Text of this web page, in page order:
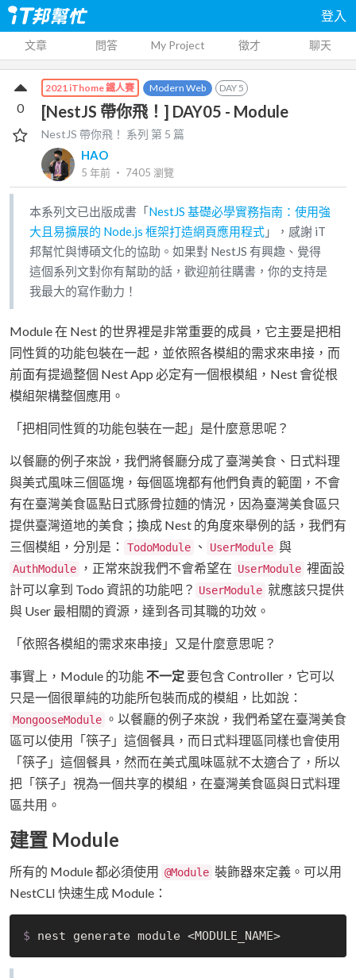
登入
文章 問答 My Project 徵才 聊天
2021 iThome 鐵人賽 Modern Web DAY5
[NestJS 帶你飛！] DAY05 - Module
NestJS 帶你飛！ 系列 第 5 篇
HAO
5 年前 ‧ 7405 瀏覽
0
本系列文已出版成書「 NestJS 基礎必學實務指南：使用強
大且易擴展的 Node.js 框架打造網頁應用程式 」，感謝 iT
邦幫忙與博碩文化的協助。如果對 NestJS 有興趣、覺得
這個系列文對你有幫助的話，歡迎前往購書，你的支持是
我最大的寫作動力！
Module 在 Nest 的世界裡是非常重要的成員，它主要是把相
同性質的功能包裝在一起，並依照各模組的需求來串接，而
前面有提過整個 Nest App 必定有一個根模組，Nest 會從根
模組架構整個應用。
「把相同性質的功能包裝在一起」是什麼意思呢？
以餐廳的例子來說，我們將餐廳分成了臺灣美食、日式料理
與美式風味三個區塊，每個區塊都有他們負責的範圍，不會
有在臺灣美食區點日式豚骨拉麵的情況，因為臺灣美食區只
提供臺灣道地的美食；換成 Nest 的角度來舉例的話，我們有
三個模組，分別是：
TodoModule 、 UserModule 與
AuthModule ，正常來說我們不會希望在 UserModule 裡面設
計可以拿到 Todo 資訊的功能吧？ UserModule 就應該只提供
與 User 最相關的資源，達到各司其職的功效。
「依照各模組的需求來串接」又是什麼意思呢？
事實上，Module 的功能 不一定要包含 Controller，它可以
只是一個很單純的功能所包裝而成的模組，比如說：
MongooseModule 。以餐廳的例子來說，我們希望在臺灣美食
區可以使用「筷子」這個餐具，而日式料理區同樣也會使用
「筷子」這個餐具，然而在美式風味區就不太適合了，所以
把「筷子」視為一個共享的模組，在臺灣美食區與日式料理
區共用。
建置 Module
所有的 Module 都必須使用 @Module 裝飾器來定義。可以用
NestCLI 快速生成 Module：
$ nest generate module <MODULE_NAME>